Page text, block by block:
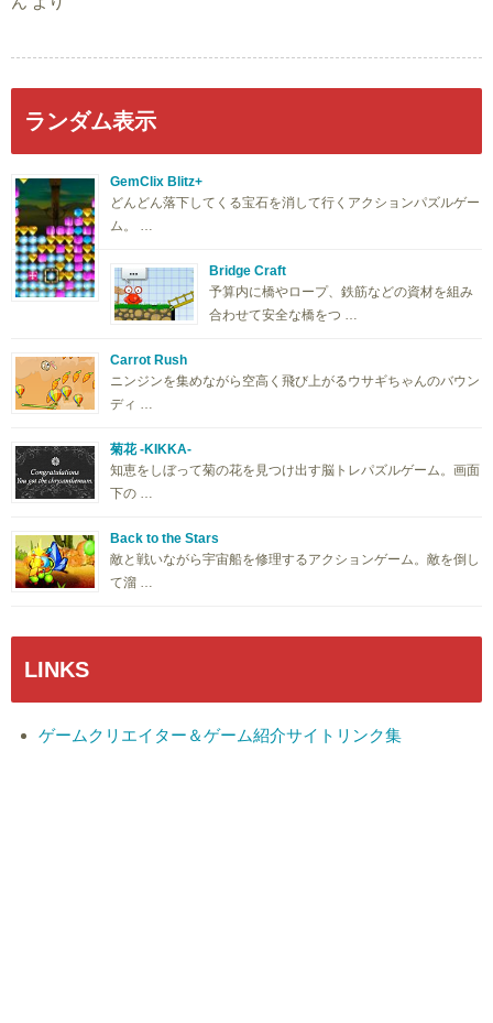
ランダム表示
GemClix Blitz+
どんどん落下してくる宝石を消して行くアクションパズルゲー
ム。 …
Bridge Craft
予算内に橋やロープ、鉄筋などの資材を組み
合わせて安全な橋をつ …
Carrot Rush
ニンジンを集めながら空高く飛び上がるウサギちゃんのバウン
ディ …
菊花 -KIKKA-
知恵をしぼって菊の花を見つけ出す脳トレパズルゲーム。画面
下の …
Back to the Stars
敵と戦いながら宇宙船を修理するアクションゲーム。敵を倒し
て溜 …
LINKS
ゲームクリエイター＆ゲーム紹介サイトリンク集